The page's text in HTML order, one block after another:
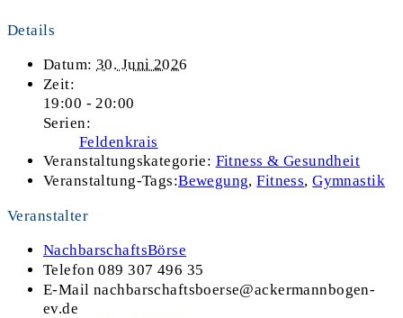
Details
Datum: 30. Juni 2026
Zeit:
19:00 - 20:00
Serien:
Feldenkrais
Veranstaltungskategorie: Fitness & Gesundheit
Veranstaltung-Tags:Bewegung,Fitness,Gymnastik
Veranstalter
NachbarschaftsBörse
Telefon089 307 496 35
E-Mail nachbarschaftsboerse@ackermannbogen-
ev.de